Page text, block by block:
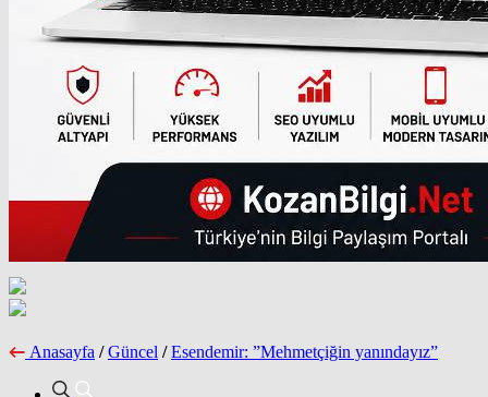
Anasayfa / Güncel / Esendemir: ”Mehmetçiğin yanındayız”